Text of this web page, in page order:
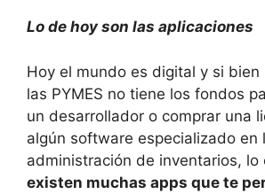
Lo de hoy son las aplicaciones
Hoy el mundo es digital y si bien
las PYMES no tiene los fondos
un desarrollador o comprar una
algún software especializado en
administración de inventarios, lo
existen muchas apps que te